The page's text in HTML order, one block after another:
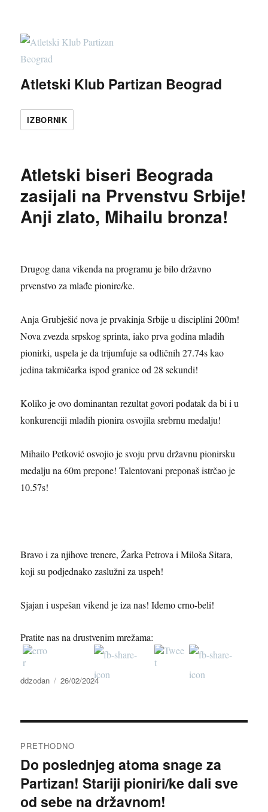
Atletski Klub Partizan Beograd
IZBORNIK
Atletski biseri Beograda
zasijali na Prvenstvu Srbije!
Anji zlato, Mihailu bronza!
Drugog dana vikenda na programu je bilo državno
prvenstvo za mlađe pionire/ke.
Anja Grubješić nova je prvakinja Srbije u disciplini 200m!
Nova zvezda srpskog sprinta, iako prva godina mlađih
pionirki, uspela je da trijumfuje sa odličnih 27.74s kao
jedina takmičarka ispod granice od 28 sekundi!
Koliko je ovo dominantan rezultat govori podatak da bi i u
konkurenciji mlađih pionira osvojila srebrnu medalju!
Mihailo Petković osvojio je svoju prvu državnu pionirsku
medalju na 60m prepone! Talentovani preponaš istrčao je
10.57s!
Bravo i za njihove trenere, Žarka Petrova i Miloša Sitara,
koji su podjednako zaslužni za uspeh!
Sjajan i uspešan vikend je iza nas! Idemo crno-beli!
Pratite nas na drustvenim mrežama:
Autor
ddzodan Objavljeno
26/02/2024
članka
PRETHODNO
Prethodni
članak:
Do poslednjeg atoma snage za
Partizan! Stariji pioniri/ke dali sve
od sebe na državnom!